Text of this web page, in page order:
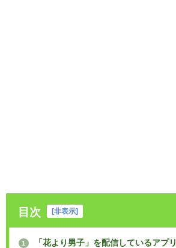
目次 [非表示]
1 「花より男子」を配信しているアプリ